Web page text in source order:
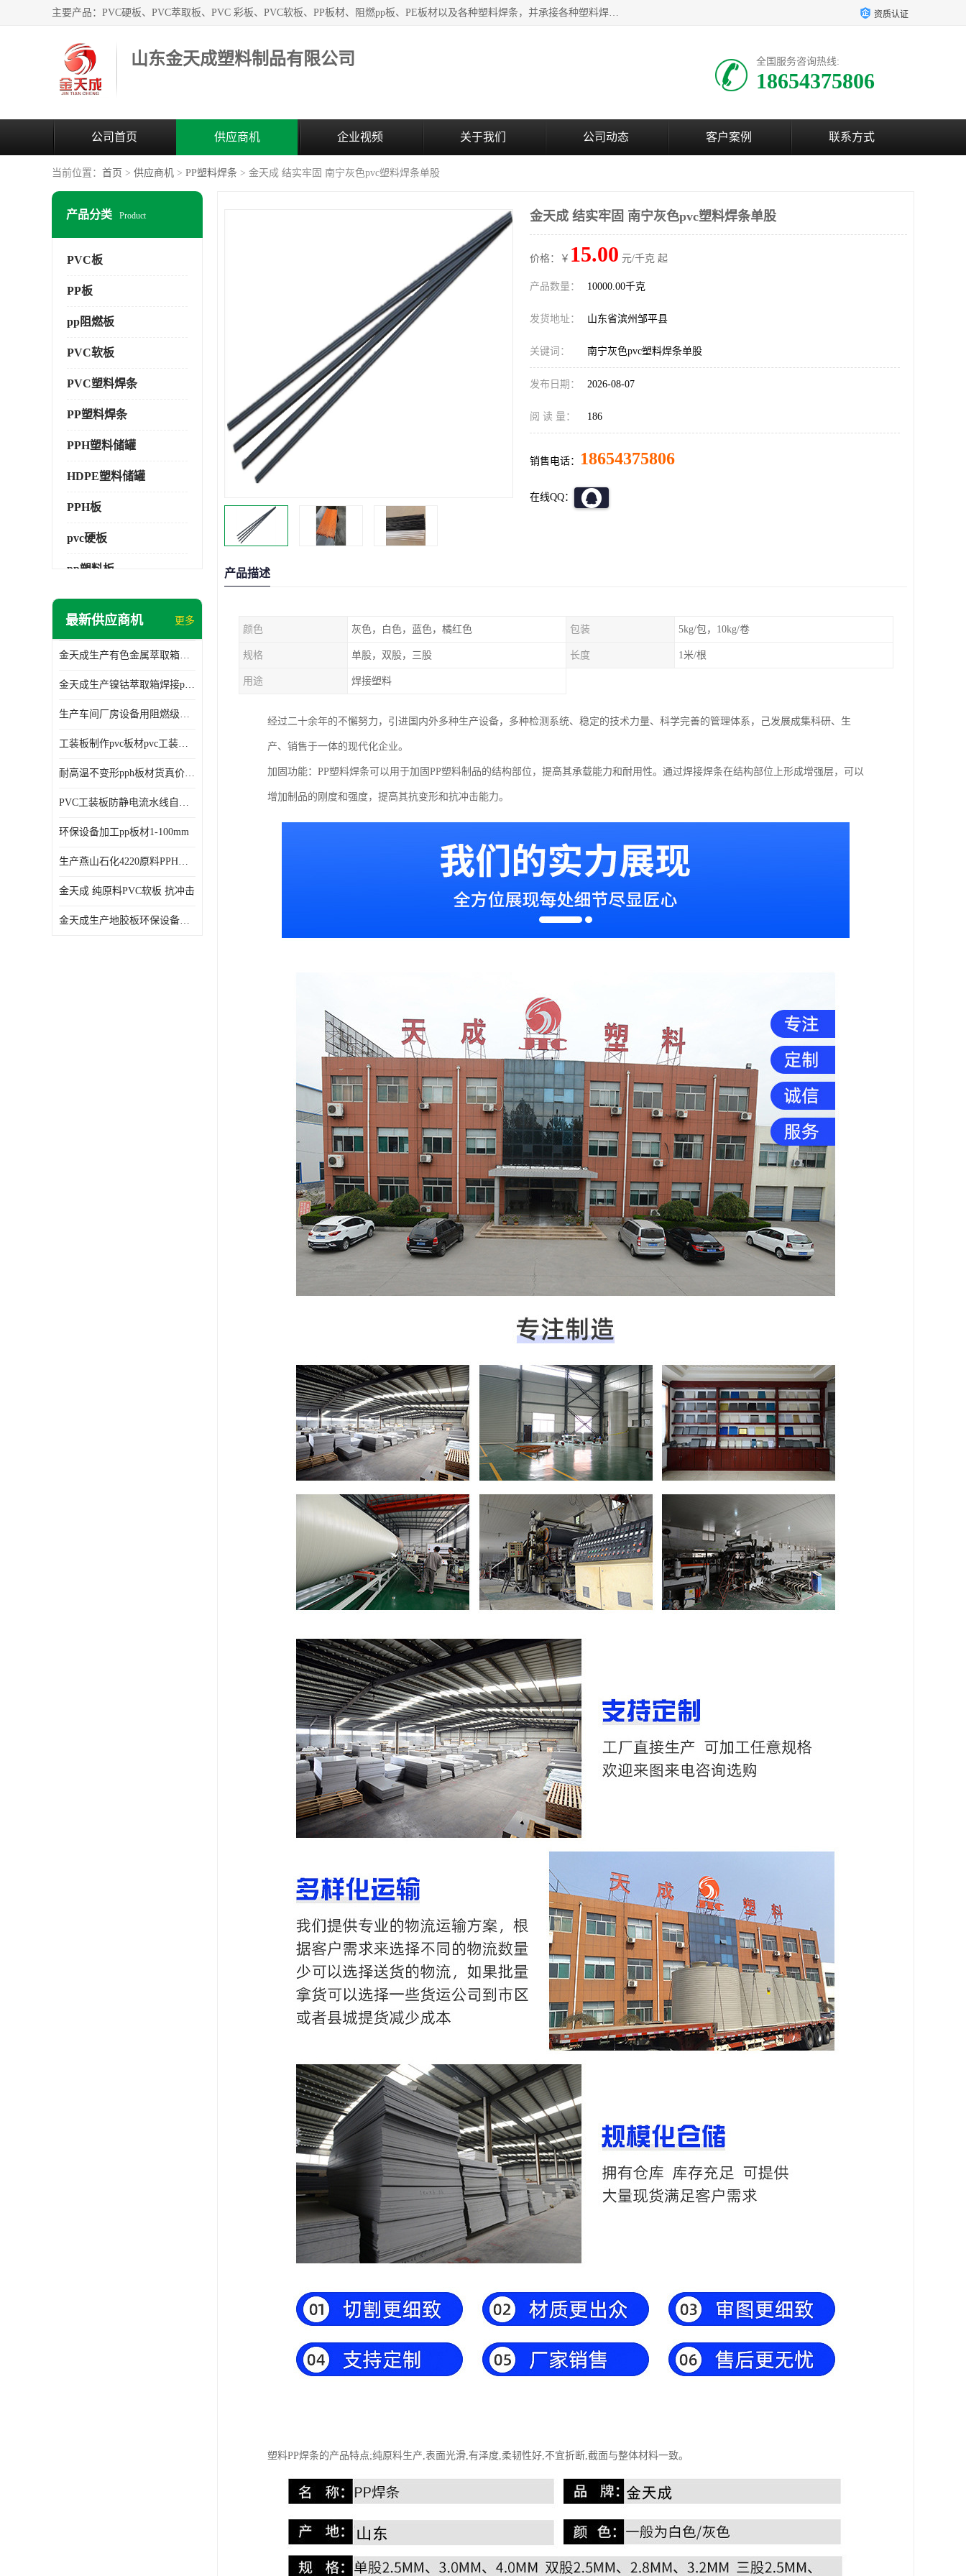
主要产品：PVC硬板、PVC萃取板、PVC 彩板、PVC软板、PP板材、阻燃pp板、PE板材以及各种塑料焊条，并承接各种塑料焊接工程，其产品广泛应用于环保设备、化工、石油、电镀、电子、建筑、食品、医药等多种行业，产品销售己覆盖全国多个省、市(直辖市)及自治区，并己经远销国外。 资质认证
山东金天成塑料制品有限公司 全国服务咨询热线:
18654375806
公司首页 供应商机 企业视频 关于我们 公司动态 客户案例 联系方式
当前位置： 首页 > 供应商机 > PP塑料焊条 > 金天成 结实牢固 南宁灰色pvc塑料焊条单股
产品分类 Product
PVC板
PP板
pp阻燃板
PVC软板
PVC塑料焊条
PP塑料焊条
PPH塑料储罐
HDPE塑料储罐
PPH板
pvc硬板
pp塑料板
pvc萃取板
最新供应商机 更多
金天成生产有色金属萃取箱焊接pvc板
金天成生产镍钴萃取箱焊接pvc萃取板
生产车间厂房设备用阻燃级别pp硬板
工装板制作pvc板材pvc工装板材可折弯
耐高温不变形pph板材货真价值pph板材
PVC工装板防静电流水线自动化倍速线工装板
环保设备加工pp板材1-100mm
生产燕山石化4220原料PPH板材
金天成 纯原料PVC软板 抗冲击
金天成生产地胶板环保设备内衬焊接用半圆pvc软焊条
金天成 结实牢固 南宁灰色pvc塑料焊条单股
价格：￥ 15.00 元/千克 起
产品数量： 10000.00千克
发货地址： 山东省滨州邹平县
关键词： 南宁灰色pvc塑料焊条单股
发布日期： 2026-08-07
阅 读 量： 186
销售电话： 18654375806
在线QQ：
产品描述
颜色 灰色，白色，蓝色，橘红色 包装 5kg/包，10kg/卷
规格 单股，双股，三股 长度 1米/根
用途 焊接塑料
经过二十余年的不懈努力，引进国内外多种生产设备，多种检测系统、稳定的技术力量、科学完善的管理体系，己发展成集科研、生
产、销售于一体的现代化企业。
加固功能：PP塑料焊条可以用于加固PP塑料制品的结构部位，提高其承载能力和耐用性。通过焊接焊条在结构部位上形成增强层，可以
增加制品的刚度和强度，提高其抗变形和抗冲击能力。
塑料PP焊条的产品特点;纯原料生产,表面光滑,有泽度,柔韧性好,不宜折断,截面与整体材料一致。